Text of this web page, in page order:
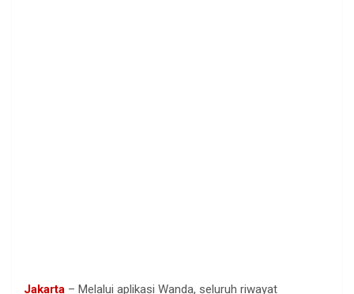
Jakarta – Melalui aplikasi Wanda, seluruh riwayat